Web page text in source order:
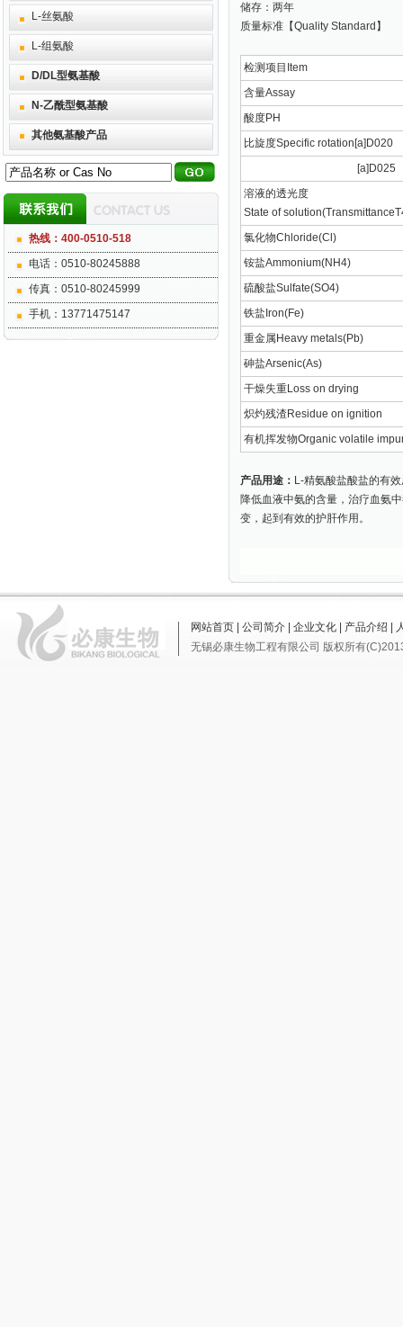
L-丝氨酸
L-组氨酸
D/DL型氨基酸
N-乙酰型氨基酸
其他氨基酸产品
热线：400-0510-518
电话：0510-80245888
传真：0510-80245999
手机：13771475147
储存：两年
质量标准【Quality Standard】
检测项目Item
含量Assay
酸度PH
比旋度Specific rotation[a]D020
[a]D025
溶液的透光度
State of
氯化物Chloride(Cl)
铵盐Ammonium(NH4)
硫酸盐Sulfate(SO4)
铁盐Iron(Fe)
重金属Heavy metals(Pb)
砷盐Arsenic(As)
干燥失重Loss on drying
炽灼残渣Residue on ignition
有机挥发物Organic volatile
产品用途： L-精氨酸盐酸盐的有
降低血液中氨的含量，治疗血氨
变，起到有效的护肝作用。
网站首页| 公司简介| 企业文化| 产品介绍
无锡必康生物工程有限公司 版权所有